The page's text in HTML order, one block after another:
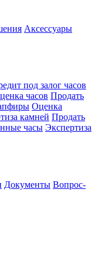
Аксессуары
под залог часов
часов Продать
Оценка
камней Продать
часы Экспертиза
Документы Вопрос-